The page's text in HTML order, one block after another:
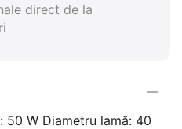
direct de la
50 W Diametru lamă: 40